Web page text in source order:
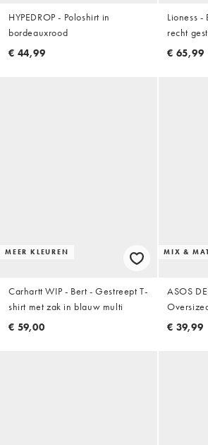
HYPEDROP - Poloshirt in
bordeauxrood
€ 44,99
Lioness -
recht
met
€ 65,99
MEER KLEUREN
Carhartt WIP - Bert - Gestreept T-
shirt met zak in blauw multi
€ 59,00
MIX &
ASOS
violet
€ 39,99